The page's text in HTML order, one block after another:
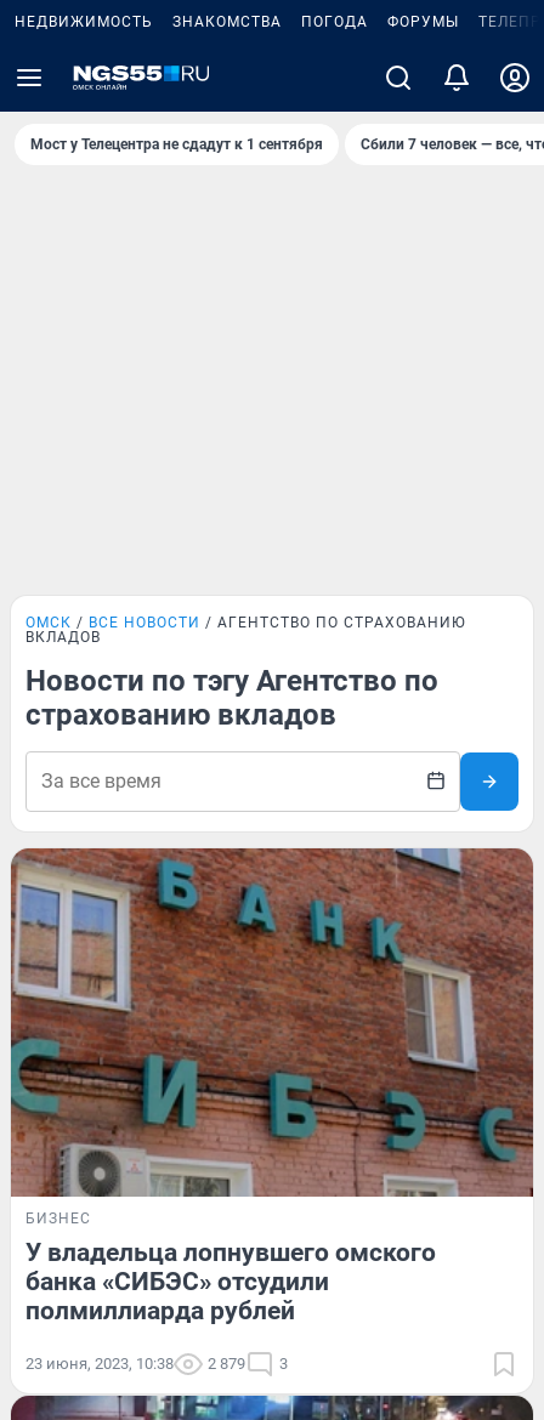
НЕДВИЖИМОСТЬ ЗНАКОМСТВА ПОГОДА ФОРУМЫ
Мост у Телецентра не сдадут к 1 сентября Сбили 7 человек — все,
ОМСК ВСЕ НОВОСТИ
АГЕНТСТВО ПО СТРАХОВАНИЮ
ВКЛАДОВ
Новости по тэгу Агентство по
страхованию вкладов
БИЗНЕС
У владельца лопнувшего омского
банка «СИБЭС» отсудили
полмиллиарда рублей
23 июня, 2023, 10:38 2 879 3